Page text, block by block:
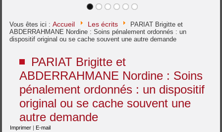
Vous êtes ici :Accueil Les écrits
PARIAT Brigitte et
ABDERRAHMANE Nordine : Soins pénalement ordonnés : un
dispositif original ou se cache souvent une autre demande
PARIAT Brigitte et
ABDERRAHMANE Nordine : Soins
pénalement ordonnés : un dispositif
original ou se cache souvent une
autre demande
Imprimer | E-mail